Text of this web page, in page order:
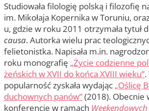
Studiowała filologię polską i filozofię
im. Mikołaja Kopernika w Toruniu,
u, gdzie w roku 2011 otrzymała tytuł
causa. Autorka wielu prac
felietonistka. Napisała m.in.
roku monografię „Życie codzienne
żeńskich w XVII do końca XVIII wieku”
popularność zyskała wydając „Oślicę
duchownych panów”(2018). Obecnie
konferencje w ramach